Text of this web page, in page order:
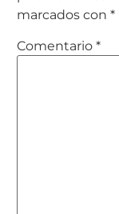
marcados con *
Comentario *